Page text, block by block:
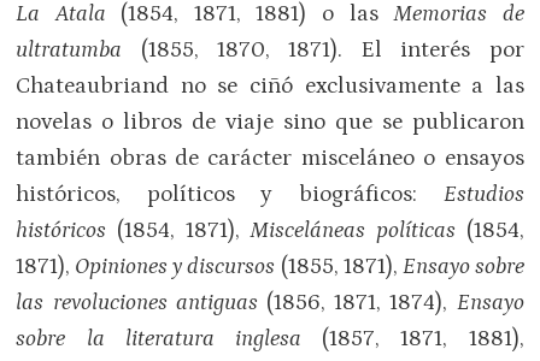
La Atala (1854, 1871, 1881) o lasMemorias de
ultratumba (1855, 1870, 1871). El interés por
Chateaubriand no se ciñó exclusivamente a las
novelas o libros de viaje sino que se publicaron
también obras de carácter misceláneo o ensayos
históricos, políticos y biográficos: Estudios
históricos (1854, 1871),Misceláneas políticas (1854,
1871), Opiniones y discursos (1855, 1871), Ensayo sobre
las revoluciones antiguas (1856, 1871, 1874), Ensayo
sobre la literatura inglesa (1857, 1871, 1881),